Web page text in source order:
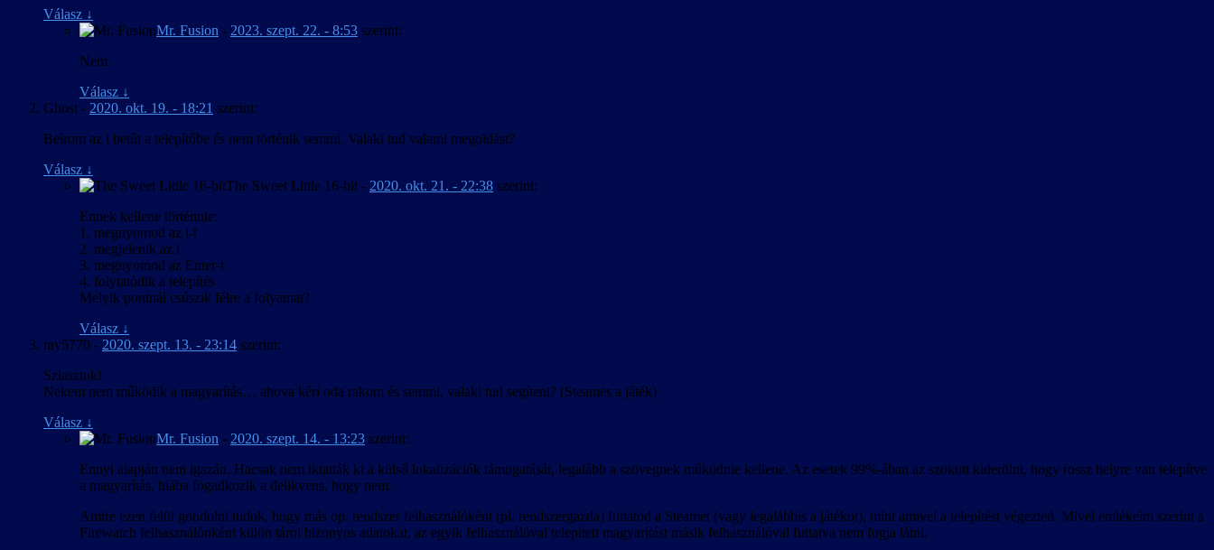
Válasz ↓
Mr. Fusion - 2023. szept. 22. - 8:53 szerint:
Nem.
Válasz ↓
Ghost - 2020. okt. 19. - 18:21 szerint:
Beírom az i betűt a telepítőbe és nem történik semmi. Valaki tud valami megoldást?
Válasz ↓
The Sweet Little 16-bit - 2020. okt. 21. - 22:38 szerint:
Ennek kellene történnie:
1. megnyomod az i-t
2. megjelenik az i
3. megnyomod az Enter-t
4. folytatódik a telepítés
Melyik pontnál csúszik félre a folyamat?
Válasz ↓
ray5770 - 2020. szept. 13. - 23:14 szerint:
Sziasztok!
Nekem nem működik a magyarítás… ahova kéri oda rakom és semmi, valaki tud segíteni? (Steames a játék)
Válasz ↓
Mr. Fusion - 2020. szept. 14. - 13:23 szerint:
Ennyi alapján nem igazán. Hacsak nem iktatták ki a külső lokalizációk támogatását, legalább a szövegnek működnie kellene. Az esetek 99%-ában az szokott kiderülni, hogy rossz helyre van telepítve
a magyarítás, hiába fogadkozik a delikvens, hogy nem.
Amire ezen felül gondolni tudok, hogy más op. rendszer felhasználóként (pl. rendszergazda) futtatod a Steamet (vagy legalábbis a játékot), mint amivel a telepítést végezted. Mivel emlékeim szerint a
Firewatch felhasználónként külön tárol bizonyos adatokat, az egyik felhasználóval telepített magyarítást másik felhasználóval futtatva nem fogja látni.